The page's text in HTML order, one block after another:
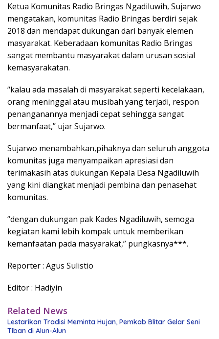
Ketua Komunitas Radio Bringas Ngadiluwih, Sujarwo
mengatakan, komunitas Radio Bringas berdiri sejak
2018 dan mendapat dukungan dari banyak elemen
masyarakat. Keberadaan komunitas Radio Bringas
sangat membantu masyarakat dalam urusan sosial
kemasyarakatan.
“kalau ada masalah di masyarakat seperti kecelakaan,
orang meninggal atau musibah yang terjadi, respon
penanganannya menjadi cepat sehingga sangat
bermanfaat,” ujar Sujarwo.
Sujarwo menambahkan,pihaknya dan seluruh anggota
komunitas juga menyampaikan apresiasi dan
terimakasih atas dukungan Kepala Desa Ngadiluwih
yang kini diangkat menjadi pembina dan penasehat
komunitas.
“dengan dukungan pak Kades Ngadiluwih, semoga
kegiatan kami lebih kompak untuk memberikan
kemanfaatan pada masyarakat,” pungkasnya***.
Reporter : Agus Sulistio
Editor : Hadiyin
Related News
Lestarikan Tradisi Meminta Hujan, Pemkab Blitar Gelar Seni
Tiban di Alun-Alun